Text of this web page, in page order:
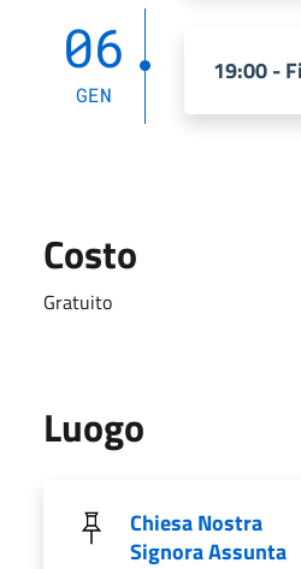
06
GEN
19:00 -
Costo
Gratuito
Luogo
Chiesa Nostra
Signora Assunta